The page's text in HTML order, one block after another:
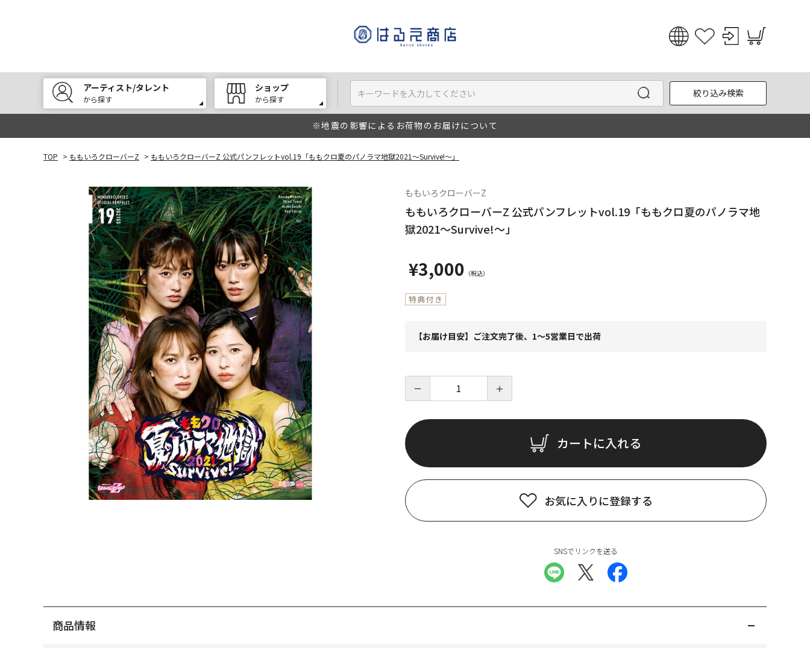
English
한국어
アーティスト/タレント
から探す
ショップ
から探す
絞り込み検索
※地震の影響によるお荷物のお届けについて
TOP > ももいろクローバーZ > ももいろクローバーZ 公式パンフレットvol.19「ももクロ夏のパノラマ地獄2021～Survive!～」
ももいろクローバーZ
ももいろクローバーZ 公式パンフレットvol.19「ももクロ夏のパノラマ地
獄2021～Survive!～」
¥3,000
【お届け目安】ご注文完了後、1～5営業日で出荷
－ ＋
カートに入れる
お気に入りに登録する
SNSでリンクを送る
商品情報